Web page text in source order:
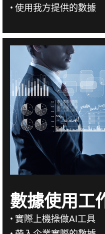
• 使用我方提供的數據
數據使用工
• 實際上機操做AI工具